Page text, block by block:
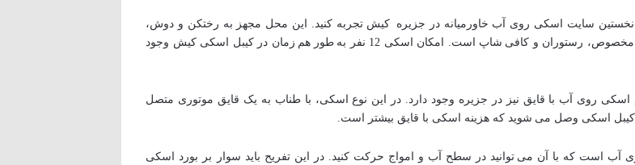
سایت اسکی روی آب خاورمیانه در جزیره کیش تجربه کنید. این محل مجهز به رختکن و دوش،
سکوی شروع، اتاق آموزش و فروشگاه لوازم و تجهیزات ورزشی مخصوص، رستوران و کافی شاپ است. امکان اسکی 12 نفر به طور هم زمان در کیبل اسکی کیش وجود
روی آب با قایق نیز در جزیره وجود دارد. در این نوع اسکی، با طناب به یک قایق موتوری متصل
کیبل اسکی وصل می شوید که هزینه اسکی با قایق بیشتر است.
روی آب است که با آن می توانید در سطح آب و امواج حرکت کنید. در این تفریح باید سوار بر بورد اسکی